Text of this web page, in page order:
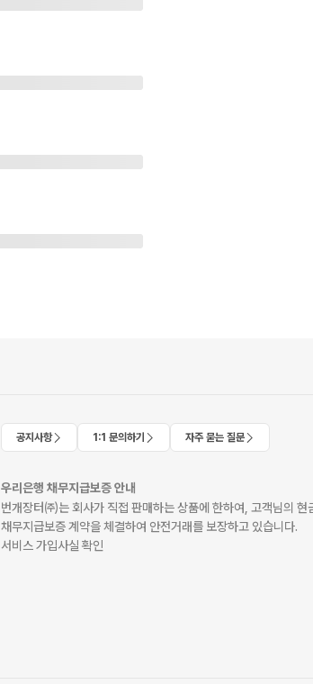
공지사항 1:1 문의하기 자주 묻는 질문
우리은행 채무지급보증 안내
번개장터㈜는 회사가 직접 판매하는 상품에 한하여, 고객님의 현
채무지급보증 계약을 체결하여 안전거래를 보장하고 있습니다.
서비스 가입사실 확인